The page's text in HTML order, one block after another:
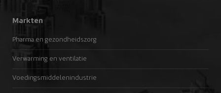
Markten
Pharma en gezondheidszorg
Verwarming en ventilatie
Voedingsmiddelenindustrie